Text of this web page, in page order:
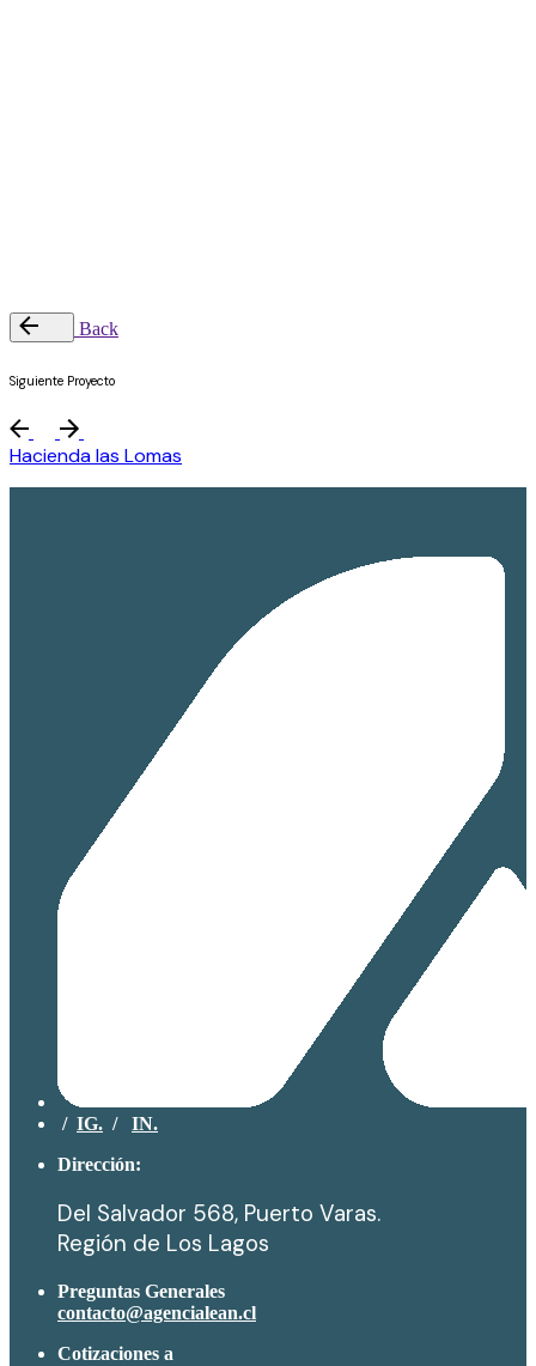
Back
Siguiente Proyecto
Hacienda las Lomas
/ IG. / IN.
Dirección:
Del Salvador 568, Puerto Varas.
Región de Los Lagos
Preguntas Generales
contacto@agencialean.cl
Cotizaciones a